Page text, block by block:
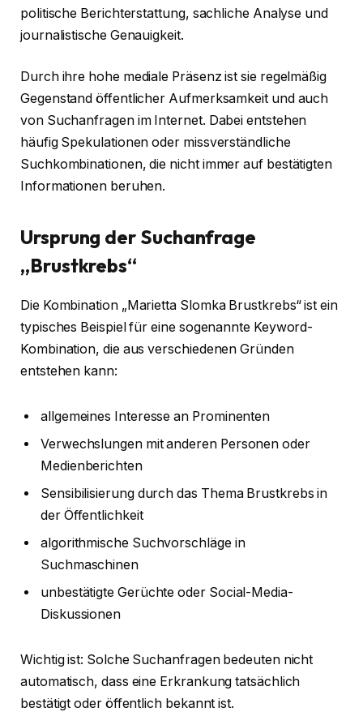
politische Berichterstattung, sachliche Analyse und
journalistische Genauigkeit.
Durch ihre hohe mediale Präsenz ist sie regelmäßig
Gegenstand öffentlicher Aufmerksamkeit und auch
von Suchanfragen im Internet. Dabei entstehen
häufig Spekulationen oder missverständliche
Suchkombinationen, die nicht immer auf bestätigten
Informationen beruhen.
Ursprung der Suchanfrage
„Brustkrebs“
Die Kombination „Marietta Slomka Brustkrebs“ ist ein
typisches Beispiel für eine sogenannte Keyword-
Kombination, die aus verschiedenen Gründen
entstehen kann:
allgemeines Interesse an Prominenten
Verwechslungen mit anderen Personen oder
Medienberichten
Sensibilisierung durch das Thema Brustkrebs in
der Öffentlichkeit
algorithmische Suchvorschläge in
Suchmaschinen
unbestätigte Gerüchte oder Social-Media-
Diskussionen
Wichtig ist: Solche Suchanfragen bedeuten nicht
automatisch, dass eine Erkrankung tatsächlich
bestätigt oder öffentlich bekannt ist.